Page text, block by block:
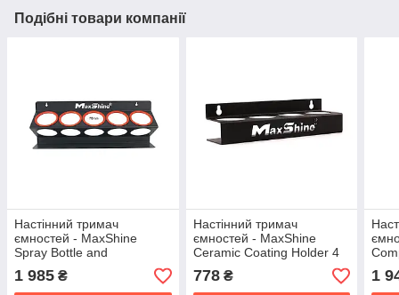
Подібні товари компанії
Настінний тримач
ємностей - MaxShine
Spray Bottle and
Compound Holder 5 місць
під тару 473 мл (H03B)
1 985 ₴
Настінний тримач
ємностей - MaxShine
Ceramic Coating Holder 4
місця під тару 50-100 мл.
(H03C)
778₴ 1